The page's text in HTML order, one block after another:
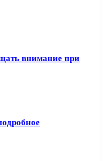
внимание при